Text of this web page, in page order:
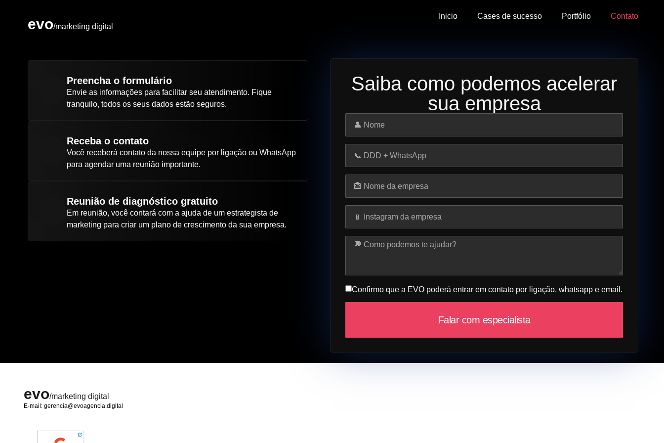
evo/marketing digital
Inicio Cases de sucesso Portfólio Contato
Preencha o formulário
Envie as informações para facilitar seu atendimento. Fique
tranquilo, todos os seus dados estão seguros.
Receba o contato
Você receberá contato da nossa equipe por ligação ou WhatsApp
para agendar uma reunião importante.
Reunião de diagnóstico gratuito
Em reunião, você contará com a ajuda de um estrategista de
marketing para criar um plano de crescimento da sua empresa.
Saiba como podemos acelerar
sua empresa
Confirmo que a EVO poderá entrar em contato por ligação, whatsapp e email.
Falar com especialista
evo/marketing digital
E-mail: gerencia@evoagencia.digital